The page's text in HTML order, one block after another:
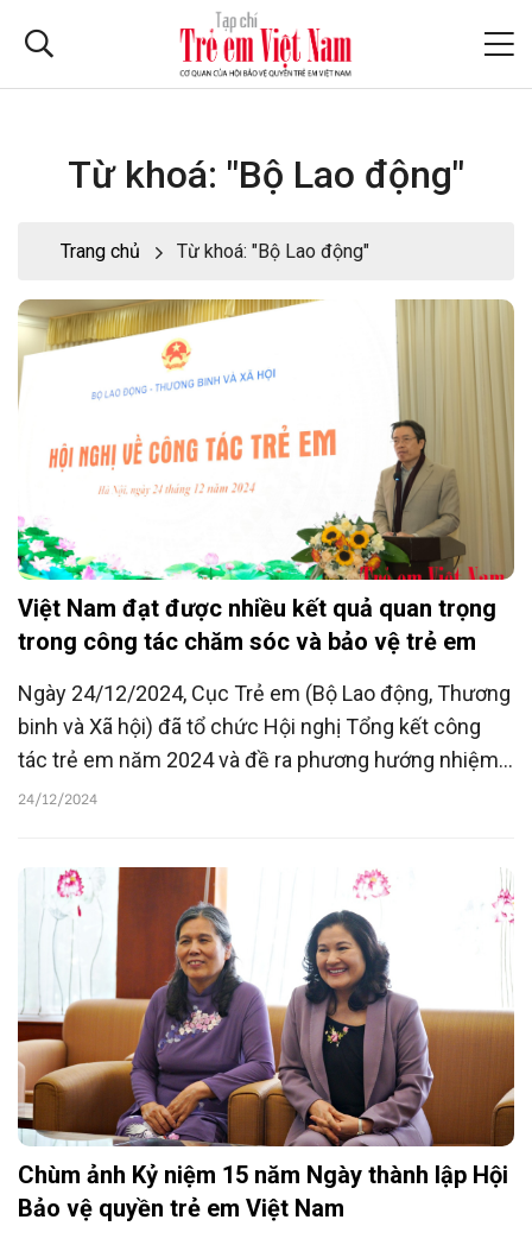
Từ khoá: "Bộ Lao động"
Trang chủ Từ khoá: "Bộ Lao động"
Việt Nam đạt được nhiều kết quả quan trọng
trong công tác chăm sóc và bảo vệ trẻ em
Ngày 24/12/2024, Cục Trẻ em (Bộ Lao động, Thương
binh và Xã hội) đã tổ chức Hội nghị Tổng kết công
tác trẻ em năm 2024 và đề ra phương hướng nhiệm
vụ năm 2025.
24/12/2024
Chùm ảnh Kỷ niệm 15 năm Ngày thành lập Hội
Bảo vệ quyền trẻ em Việt Nam